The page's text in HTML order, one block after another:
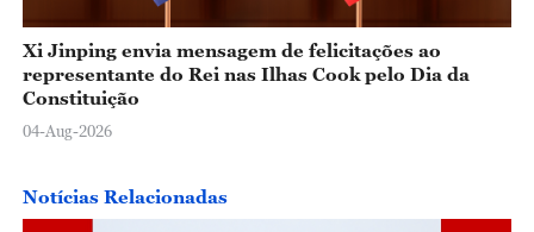
Xi Jinping envia mensagem de felicitações ao
representante do Rei nas Ilhas Cook pelo Dia da
Constituição
04-Aug-2026
Notícias Relacionadas